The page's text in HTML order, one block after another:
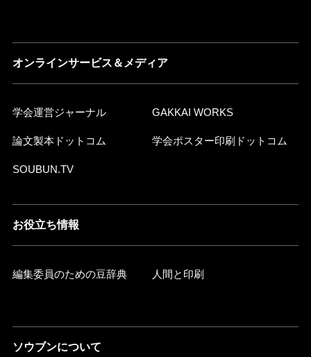
オンラインサービス＆メディア
学会運営ジャーナル GAKKAI WORKS
論文製本ドットコム 学会ポスター印刷ドットコム
SOUBUN.TV
お役立ち情報
編集委員のための豆辞典 人間と印刷
ソウブンについて